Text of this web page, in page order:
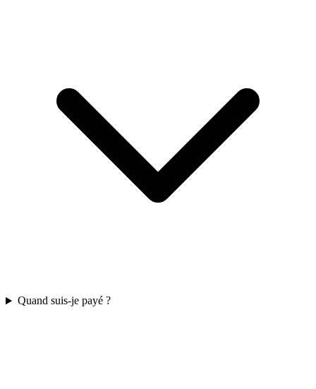
Quand suis-je payé ?